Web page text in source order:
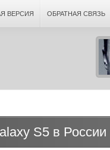
ВЕРСИЯ ОБРАТНАЯ СВЯЗЬ
S5 в России